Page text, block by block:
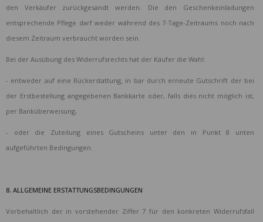
den Verkäufer zurückgesandt werden. Die den Geschenkeinladungen
entsprechende Pflege darf weder während des 7-Tage-Zeitraums noch nach
diesem Zeitraum verbraucht worden sein.
Bei der Ausübung des Widerrufsrechts hat der Käufer die Wahl:
- entweder auf eine Rückerstattung, in bar durch erneute Gutschrift der bei
der Erstbestellung angegebenen Bankkarte oder, falls dies nicht möglich ist,
per Banküberweisung,
- oder die Zuteilung eines Gutscheins unter den in Punkt 8 unten
aufgeführten Bedingungen.
8. ALLGEMEINE ERSTATTUNGSBEDINGUNGEN
Vorbehaltlich der in vorstehender Ziffer 7 für den konkreten Widerrufsfall